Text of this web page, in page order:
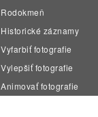
Rodokmeň
Historické záznamy
Vyfarbiť fotografie
Vylepšiť fotografie
Animovať fotografie